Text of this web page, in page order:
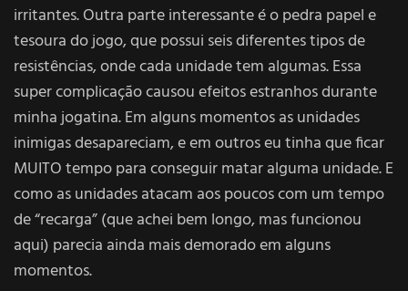
irritantes. Outra parte interessante é o pedra papel e
tesoura do jogo, que possui seis diferentes tipos de
resistências, onde cada unidade tem algumas. Essa
super complicação causou efeitos estranhos durante
minha jogatina. Em alguns momentos as unidades
inimigas desapareciam, e em outros eu tinha que ficar
MUITO tempo para conseguir matar alguma unidade. E
como as unidades atacam aos poucos com um tempo
de “recarga” (que achei bem longo, mas funcionou
aqui) parecia ainda mais demorado em alguns
momentos.